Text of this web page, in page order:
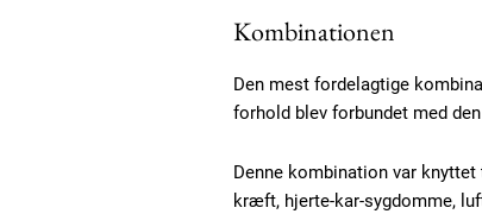
Kombinationen
Den mest fordelagtige
forhold blev forbundet med
Denne kombination var
kræft, hjerte-kar-sygdomme,